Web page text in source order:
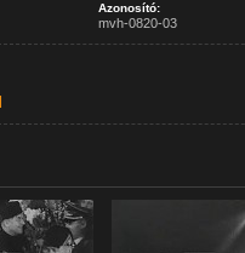
Azonosító:
mvh-0820-03